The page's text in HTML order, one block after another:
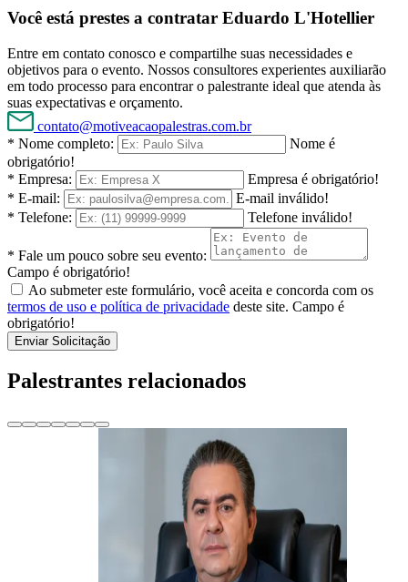
Você está prestes a contratar Eduardo L'Hotellier
Entre em contato conosco e compartilhe suas necessidades e
objetivos para o evento. Nossos consultores experientes auxiliarão
em todo processo para encontrar o palestrante ideal que atenda às
suas expectativas e orçamento.
contato@motiveacaopalestras.com.br
* Nome completo:
Nome é
obrigatório!
* Empresa:
Empresa é obrigatório!
* E-mail:
E-mail inválido!
* Telefone:
Telefone inválido!
* Fale um pouco sobre seu evento:
Campo é obrigatório!
Ao submeter este formulário, você aceita e concorda com os
termos de uso e política de privacidade deste site. Campo é
obrigatório!
Enviar Solicitação
Palestrantes relacionados